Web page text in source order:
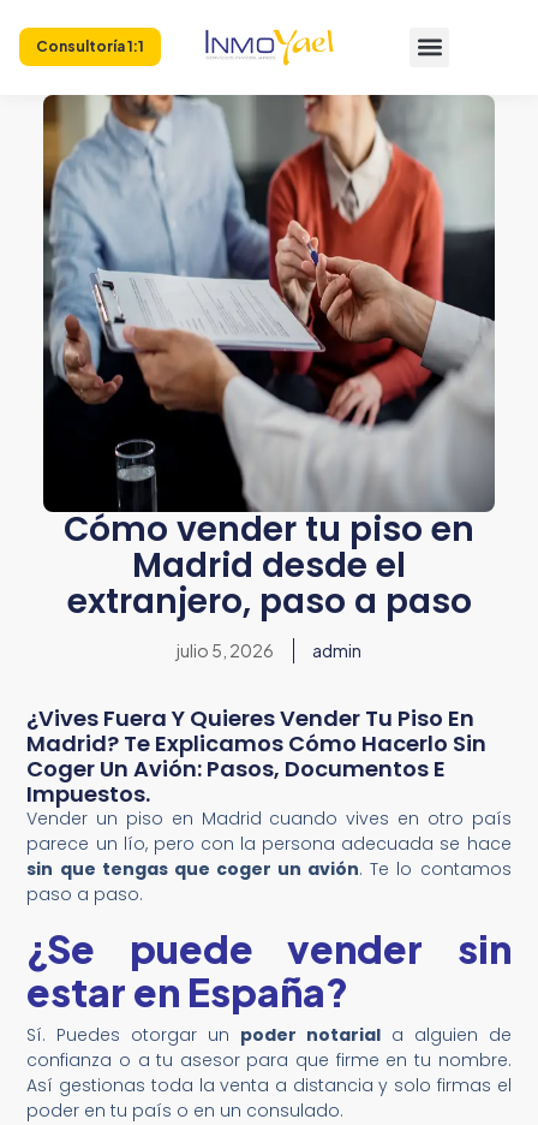
Consultoría 1:1
Cómo vender tu piso en
Madrid desde el
extranjero, paso a paso
julio 5, 2026 admin
¿Vives Fuera Y Quieres Vender Tu Piso En
Madrid? Te Explicamos Cómo Hacerlo Sin
Coger Un Avión: Pasos, Documentos E
Impuestos.
Vender un piso en Madrid cuando vives en otro país
parece un lío, pero con la persona adecuada se hace
sin que tengas que coger un avión. Te lo contamos
paso a paso.
¿Se puede vender sin
estar en España?
Sí. Puedes otorgar un poder notariala alguien de
confianza o a tu asesor para que firme en tu nombre.
Así gestionas toda la venta a distancia y solo firmas el
poder en tu país o en un consulado.